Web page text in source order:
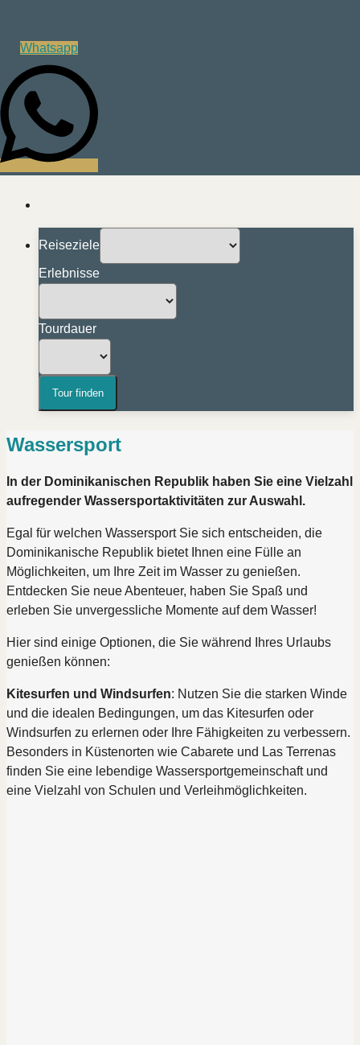
Whatsapp
Reiseziele
Erlebnisse
Tourdauer
Wassersport
In der Dominikanischen Republik haben Sie eine Vielzahl
aufregender Wassersportaktivitäten zur Auswahl.
Egal für welchen Wassersport Sie sich entscheiden, die
Dominikanische Republik bietet Ihnen eine Fülle an
Möglichkeiten, um Ihre Zeit im Wasser zu genießen.
Entdecken Sie neue Abenteuer, haben Sie Spaß und
erleben Sie unvergessliche Momente auf dem Wasser!
Hier sind einige Optionen, die Sie während Ihres Urlaubs
genießen können:
Kitesurfen und Windsurfen: Nutzen Sie die starken Winde
und die idealen Bedingungen, um das Kitesurfen oder
Windsurfen zu erlernen oder Ihre Fähigkeiten zu verbessern.
Besonders in Küstenorten wie Cabarete und Las Terrenas
finden Sie eine lebendige Wassersportgemeinschaft und
eine Vielzahl von Schulen und Verleihmöglichkeiten.